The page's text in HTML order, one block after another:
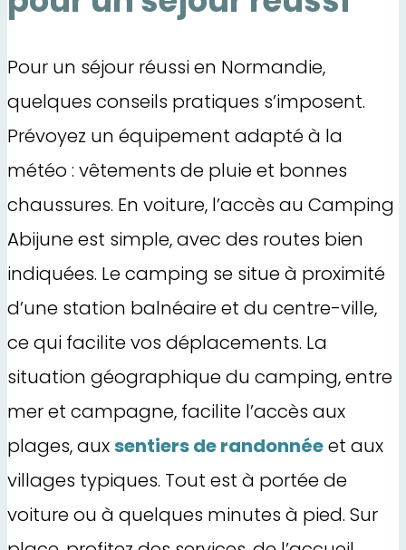
Pour un séjour réussi en Normandie,
quelques conseils pratiques s’imposent.
Prévoyez un équipement adapté à la
météo : vêtements de pluie et bonnes
chaussures. En voiture, l’accès au Camping
Abijune est simple, avec des routes bien
indiquées. Le camping se situe à proximité
d’une station balnéaire et du centre-ville,
ce qui facilite vos déplacements. La
situation géographique du camping, entre
mer et campagne, facilite l’accès aux
plages, auxsentiers de randonnéeet aux
villages typiques. Tout est à portée de
voiture ou à quelques minutes à pied. Sur